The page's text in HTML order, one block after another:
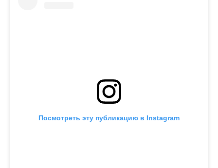
Посмотреть эту публикацию в Instagram